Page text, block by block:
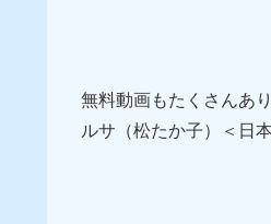
無料動画もたくさんあ
ルサ（松たか子）＜日